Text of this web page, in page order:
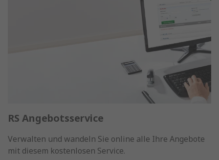
RS Angebotsservice
Verwalten und wandeln Sie online alle Ihre Angebote
mit diesem kostenlosen Service.